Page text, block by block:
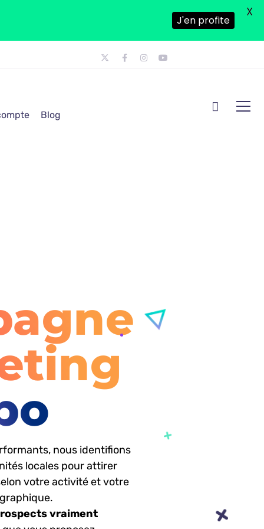
Blog
nous identifions
locales pour attirer
votre activité et votre
vraiment
J'en profite
X